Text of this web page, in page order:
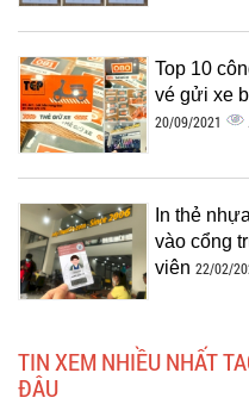
Top 10
vé gửi xe
20/09/2021
In thẻ
vào cổng
viên 22/02/
TIN XEM NHIỀU NHẤT
ĐÂU